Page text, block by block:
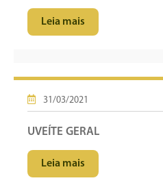
Leia mais
31/03/2021
UVEÍTE GERAL
Leia mais